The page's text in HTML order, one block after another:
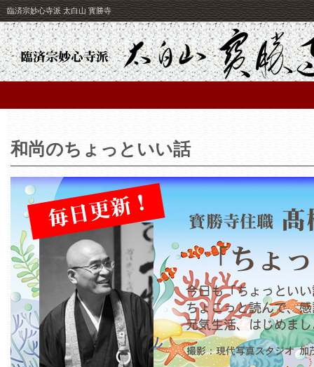
臨済宗妙心寺派 太白山 寳勝寺
和尚のちょっといい話